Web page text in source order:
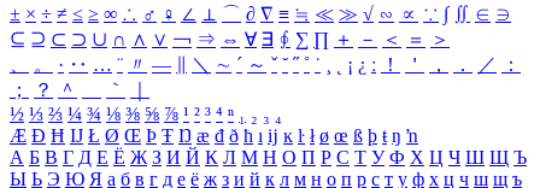
± × ÷ ≠ ≤ ≥ ∞ ∴ ♂ ♀ ∠ ⊥ ⌒ ∂ ∇ ≡ ≒ ≪ ≫ √ ∽ ∝ ∵ ∫ ∬ ∈ ∋
⊆ ⊇ ⊂ ⊃ ∪ ∩ ∧ ∨ ￢ ⇒ ⇔ ∀ ∃ ∮ ∑ ∏ ＋ － ＜ ＝
＞
、
。 · ‥ … ¨ 〃 ― ＼ ∼ ´ ～ ˇ ˘ ˝ ˚ ˙ ¸ ¡ ¿ ː ！ ＇ ， ． ／
：
；
？ ＾ ｀
½ ⅓ ⅔ ¼ ¾ ⅛ ⅜ ⅝ ⅞ ¹ ² ³ ⁴ ⁿ ₁ ₂ ₃ ₄
Æ Ð Ħ Ĳ Ł Ø Œ Þ Ŧ Ŋ æ đ ð ħ ı ĳ ĸ ŀ ł ø œ ß þ ŧ ŋ ŉ
А Б В Г Д Е Ё Ж З И Й К Л М Н О П Р С Т У Ф Х Ц Ч Ш Щ Ъ
Ы Ь Э Ю Я а б в г д е ё ж з и й к л м н о п р с т у ф х ц ч ш щ ъ